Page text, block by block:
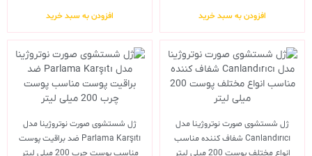
افزودن به سبد خرید افزودن به سبد خرید
ژل شستشوی صورت نوتروژینا مدل
Canlandırıcı شفاف کننده مناسب
انواع مختلف پوست 200 میلی لیتر
ژل شستشوی صورت نوتروژینا مدل
Parlama Karşıtı ضد براقیت پوست
مناسب پوست چرب 200 میلی لیتر